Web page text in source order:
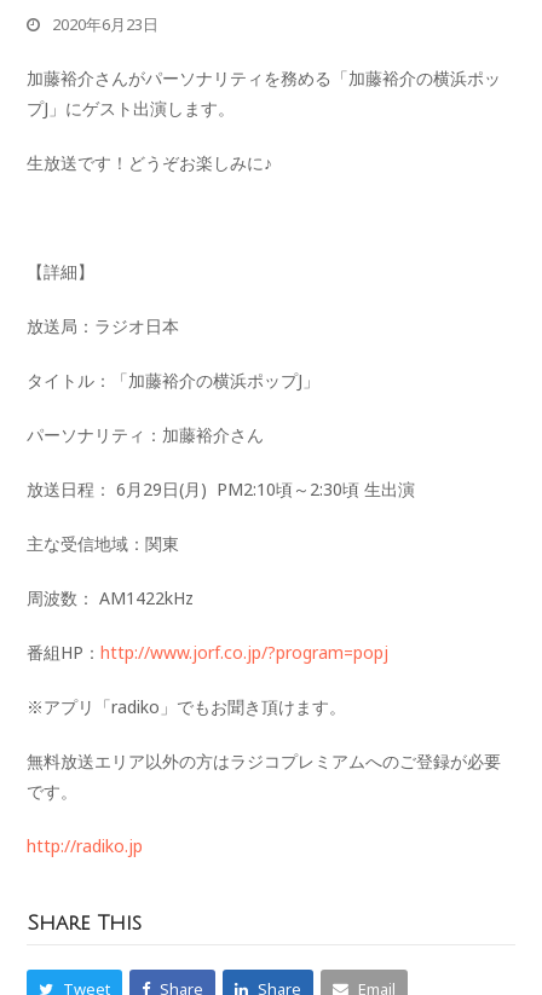
2020年6月23日
加藤裕介さんがパーソナリティを務める「加藤裕介の横浜ポッ
プJ」にゲスト出演します。
生放送です！どうぞお楽しみに♪
【詳細】
放送局：ラジオ日本
タイトル：「加藤裕介の横浜ポップJ」
パーソナリティ：加藤裕介さん
放送日程： 6月29日(月) PM2:10頃～2:30頃 生出演
主な受信地域：関東
周波数： AM1422kHz
番組HP：http://www.jorf.co.jp/?program=popj
※アプリ「radiko」でもお聞き頂けます。
無料放送エリア以外の方はラジコプレミアムへのご登録が必要
です。
http://radiko.jp
Share This
Tweet Share Share Email